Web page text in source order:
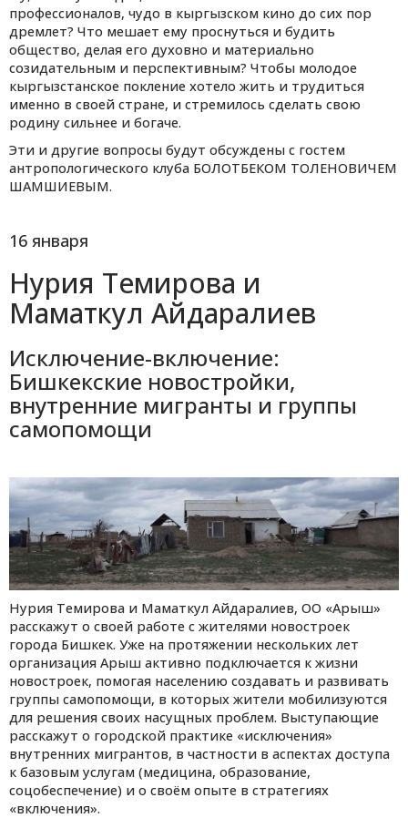
профессионалов, чудо в кыргызском кино до сих пор
дремлет? Что мешает ему проснуться и будить
общество, делая его духовно и материально
созидательным и перспективным? Чтобы молодое
кыргызстанское покление хотело жить и трудиться
именно в своей стране, и стремилось сделать свою
родину сильнее и богаче.
Эти и другие вопросы будут обсуждены с гостем
антропологического клуба БОЛОТБЕКОМ ТОЛЕНОВИЧЕМ
ШАМШИЕВЫМ.
16 января
Нурия Темирова и
Маматкул Айдаралиев
Исключение-включение:
Бишкекские новостройки,
внутренние мигранты и группы
самопомощи
Нурия Темирова и Маматкул Айдаралиев, ОО «Арыш»
расскажут о своей работе с жителями новостроек
города Бишкек. Уже на протяжении нескольких лет
организация Арыш активно подключается к жизни
новостроек, помогая населению создавать и развивать
группы самопомощи, в которых жители мобилизуются
для решения своих насущных проблем. Выступающие
расскажут о городской практике «исключения»
внутренних мигрантов, в частности в аспектах доступа
к базовым услугам (медицина, образование,
соцобеспечение) и о своём опыте в стратегиях
«включения».